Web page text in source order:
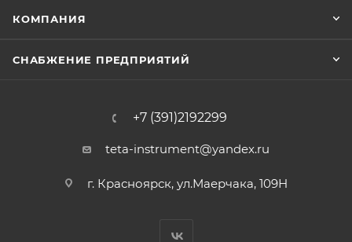
КОМПАНИЯ
СНАБЖЕНИЕ ПРЕДПРИЯТИЙ
+7 (391)2192299
teta-instrument@yandex.ru
г. Красноярск, ул.Маерчака, 109Н